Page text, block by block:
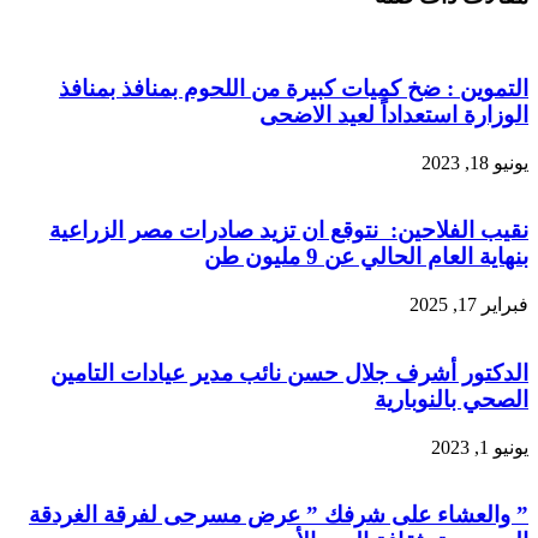
التموين : ضخ كميات كبيرة من اللحوم بمنافذ بمنافذ
الوزارة استعداداً لعيد الاضحى
يونيو 18, 2023
نقيب الفلاحين: نتوقع ان تزيد صادرات مصر الزراعية
بنهاية العام الحالي عن 9 مليون طن
فبراير 17, 2025
الدكتور أشرف جلال حسن نائب مدير عيادات التامين
الصحي بالنوبارية
يونيو 1, 2023
” والعشاء على شرفك ” عرض مسرحى لفرقة الغردقة